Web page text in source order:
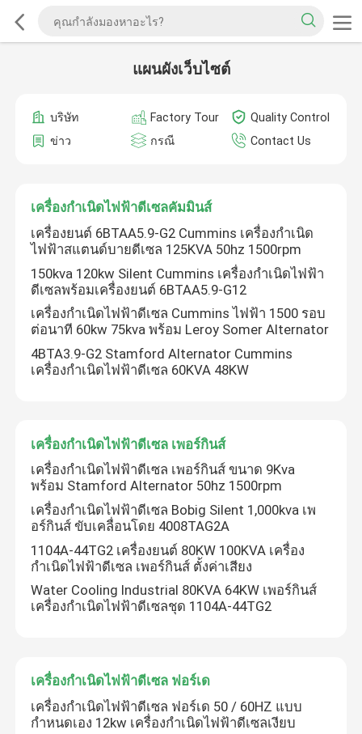
แผนผังเว็บไซต์
บริษัท Factory Tour
Quality Control
ข่าว
กรณี Contact Us
เครื่องกำเนิดไฟฟ้าดีเซลคัมมินส์
เครื่องยนต์ 6BTAA5.9-G2 Cummins เครื่องกำเนิด
ไฟฟ้าสแตนด์บายดีเซล 125KVA 50hz 1500rpm
150kva 120kw Silent Cummins เครื่องกำเนิดไฟฟ้า
ดีเซลพร้อมเครื่องยนต์ 6BTAA5.9-G12
เครื่องกำเนิดไฟฟ้าดีเซล Cummins ไฟฟ้า 1500 รอบ
ต่อนาที 60kw 75kva พร้อม Leroy Somer Alternator
4BTA3.9-G2 Stamford Alternator Cummins
เครื่องกำเนิดไฟฟ้าดีเซล 60KVA 48KW
เครื่องกำเนิดไฟฟ้าดีเซล เพอร์กินส์
เครื่องกำเนิดไฟฟ้าดีเซล เพอร์กินส์ ขนาด 9Kva
พร้อม Stamford Alternator 50hz 1500rpm
เครื่องกำเนิดไฟฟ้าดีเซล Bobig Silent 1,000kva เพ
อร์กินส์ ขับเคลื่อนโดย 4008TAG2A
1104A-44TG2 เครื่องยนต์ 80KW 100KVA เครื่อง
กำเนิดไฟฟ้าดีเซล เพอร์กินส์ ตั้งค่าเสียง
Water Cooling Industrial 80KVA 64KW เพอร์กินส์
เครื่องกำเนิดไฟฟ้าดีเซลชุด 1104A-44TG2
เครื่องกำเนิดไฟฟ้าดีเซล ฟอร์เด
เครื่องกำเนิดไฟฟ้าดีเซล ฟอร์เด 50 / 60HZ แบบ
กำหนดเอง 12kw เครื่องกำเนิดไฟฟ้าดีเซลเงียบ